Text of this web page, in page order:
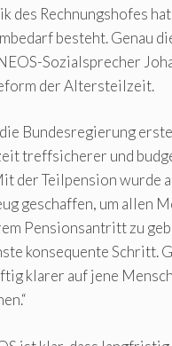
des Rechnungshofes
besteht. Genau
Sozialsprecher
der Altersteilzeit.
Bundesregierung
treffsicherer und
der Teilpension wurde
geschaffen, um allen
Pensionsantritt zu
konsequente Schritt.
klarer auf jene